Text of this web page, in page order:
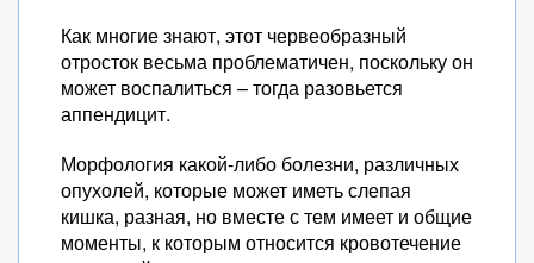
Как многие знают, этот червеобразный
отросток весьма проблематичен, поскольку он
может воспалиться – тогда разовьется
аппендицит.
Морфология какой-либо болезни, различных
опухолей, которые может иметь слепая
кишка, разная, но вместе с тем имеет и общие
моменты, к которым относится кровотечение